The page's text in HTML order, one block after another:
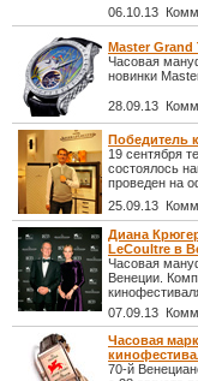
06.10.13
Master Grand
Часовая
новинки
28.09.13
Победитель
19 сентября
состоялось
проведен на
25.09.13
Диана
LeCoultre в
Часовая
Венеции.
07.09.13
Часовая
70-й